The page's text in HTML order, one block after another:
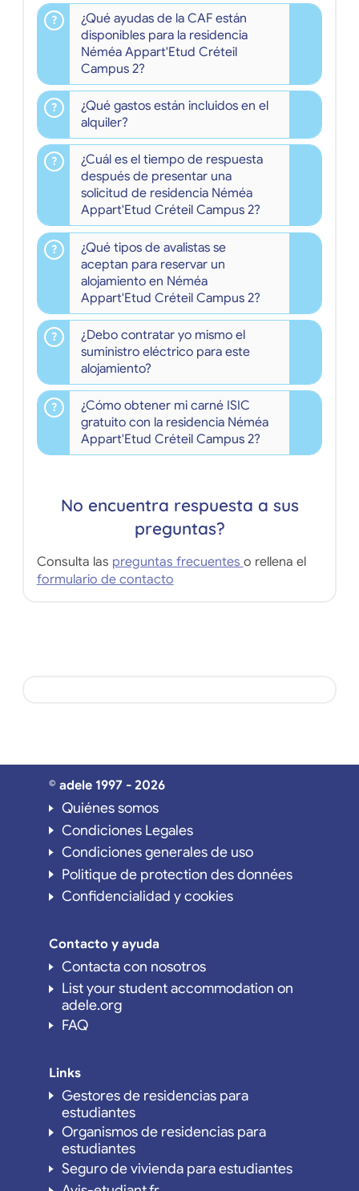
¿Qué ayudas de la CAF están
disponibles para la residencia
Néméa Appart'Etud Créteil
Campus 2?
¿Qué gastos están incluidos en el
alquiler?
¿Cuál es el tiempo de respuesta
después de presentar una
solicitud de residencia Néméa
Appart'Etud Créteil Campus 2?
¿Qué tipos de avalistas se
aceptan para reservar un
alojamiento en Néméa
Appart'Etud Créteil Campus 2?
¿Debo contratar yo mismo el
suministro eléctrico para este
alojamiento?
¿Cómo obtener mi carné ISIC
gratuito con la residencia Néméa
Appart'Etud Créteil Campus 2?
No encuentra respuesta a sus
preguntas?
Consulta las preguntas frecuentes o rellena el
formulario de contacto
© adele 1997 - 2026
Quiénes somos
Condiciones Legales
Condiciones generales de uso
Politique de protection des données
Confidencialidad y cookies
Contacto y ayuda
Contacta con nosotros
List your student accommodation on
adele.org
FAQ
Links
Gestores de residencias para
estudiantes
Organismos de residencias para
estudiantes
Seguro de vivienda para estudiantes